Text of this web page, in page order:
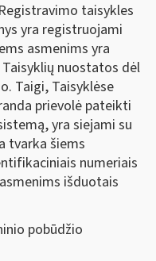
taisykles
yra registruojami
asmenims yra
nuostatos dėl
Taigi, Taisyklėse
prievolė pateikti
yra siejami su
tvarka šiems
numeriais
išduotais
pobūdžio